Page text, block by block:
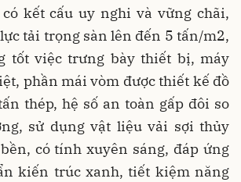
kết cấu uy nghi và vững chãi,
tải trọng sàn lên đến 5 tấn/m2,
tốt việc trưng bày thiết bị, máy
phần mái vòm được thiết kế đồ
thép, hệ số an toàn gấp đôi so
sử dụng vật liệu vải sợi thủy
có tính xuyên sáng, đáp ứng
kiến trúc xanh, tiết kiệm năng